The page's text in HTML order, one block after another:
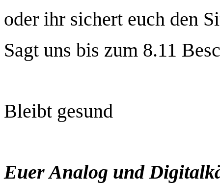
oder ihr sichert euch den
Sagt uns bis zum 8.11
Bleibt gesund
Euer Analog und